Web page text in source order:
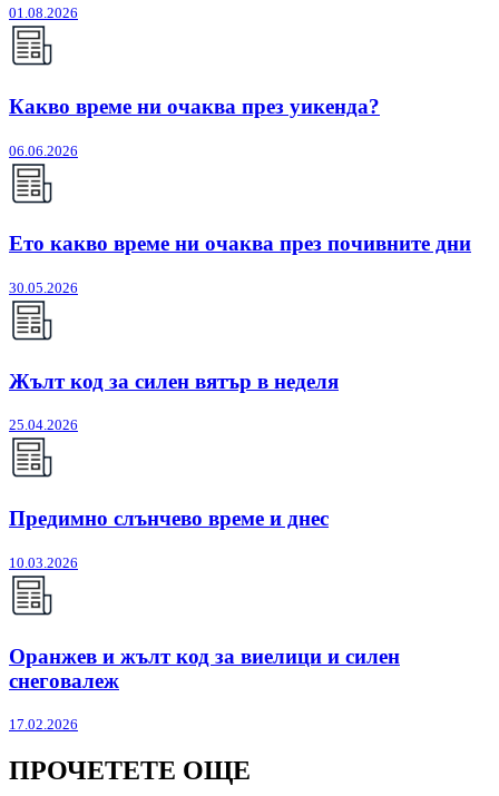
01.08.2026
Какво време ни очаква през уикенда?
06.06.2026
Ето какво време ни очаква през почивните дни
30.05.2026
Жълт код за силен вятър в неделя
25.04.2026
Предимно слънчево време и днес
10.03.2026
Оранжев и жълт код за виелици и силен
снеговалеж
17.02.2026
ПРОЧЕТЕТЕ ОЩЕ